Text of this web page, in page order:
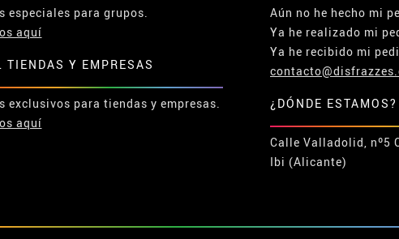
especiales para grupos.
aquí
TIENDAS Y EMPRESAS
exclusivos para tiendas y empresas.
aquí
Aún no he hecho mi
Ya he realizado mi
Ya he recibido mi
¿DÓNDE ESTAMOS?
Calle Valladolid, nº5
Ibi (Alicante)